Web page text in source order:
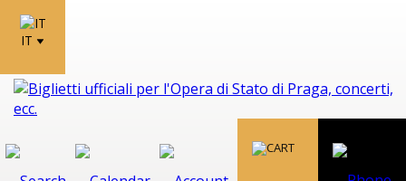
IT